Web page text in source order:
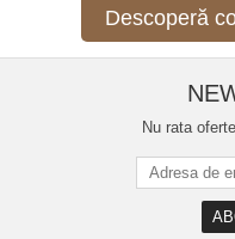
Descoperă
Nu rata